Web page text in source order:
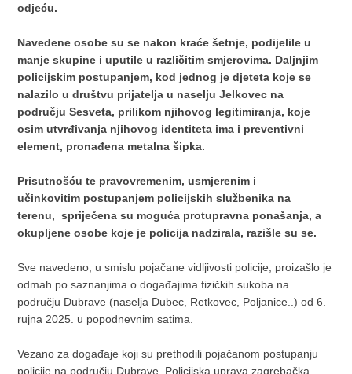
odjeću.
Navedene osobe su se nakon kraće šetnje, podijelile u
manje skupine i uputile u različitim smjerovima. Daljnjim
policijskim postupanjem, kod jednog je djeteta koje se
nalazilo u društvu prijatelja u naselju Jelkovec na
području Sesveta, prilikom njihovog legitimiranja, koje
osim utvrđivanja njihovog identiteta ima i preventivni
element, pronađena metalna šipka.
Prisutnošću te pravovremenim, usmjerenim i
učinkovitim postupanjem policijskih službenika na
terenu, spriječena su moguća protupravna ponašanja, a
okupljene osobe koje je policija nadzirala, razišle su se.
Sve navedeno, u smislu pojačane vidljivosti policije, proizašlo je
odmah po saznanjima o događajima fizičkih sukoba na
području Dubrave (naselja Dubec, Retkovec, Poljanice..) od 6.
rujna 2025. u popodnevnim satima.
Vezano za događaje koji su prethodili pojačanom postupanju
policije na području Dubrave, Policijska uprava zagrebačka